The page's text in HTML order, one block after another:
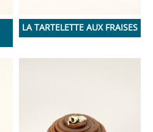
LA TARTELETTE AUX FRAISES